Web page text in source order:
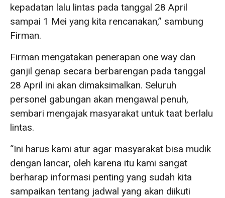
kepadatan lalu lintas pada tanggal 28 April
sampai 1 Mei yang kita rencanakan,” sambung
Firman.
Firman mengatakan penerapan one way dan
ganjil genap secara berbarengan pada tanggal
28 April ini akan dimaksimalkan. Seluruh
personel gabungan akan mengawal penuh,
sembari mengajak masyarakat untuk taat berlalu
lintas.
“Ini harus kami atur agar masyarakat bisa mudik
dengan lancar, oleh karena itu kami sangat
berharap informasi penting yang sudah kita
sampaikan tentang jadwal yang akan diikuti